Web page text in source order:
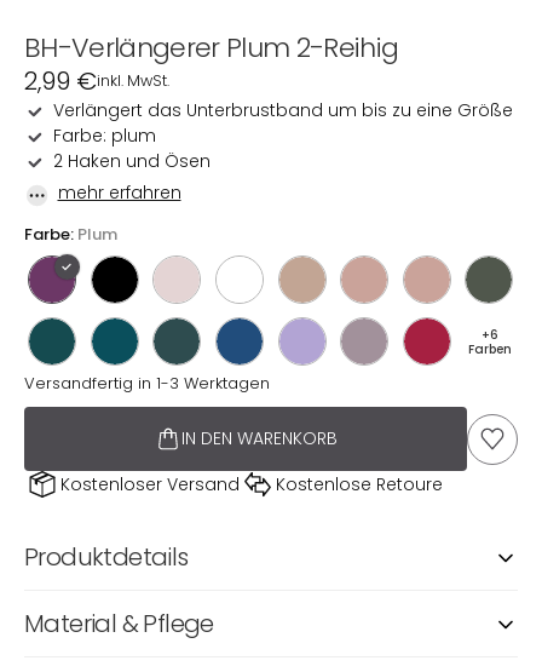
BH-Verlängerer Plum 2-Reihig
Normaler
Preis
2,99 €inkl. MwSt.
Verlängert das Unterbrustband um bis zu eine Größe
Farbe: plum
2 Haken und Ösen
mehr erfahren
Farbe: Plum
+6
Farben
Versandfertig in 1-3 Werktagen
IN DEN WARENKORB AUF
Kostenloser Versand Kostenlose Retoure
Produktdetails
Material & Pflege